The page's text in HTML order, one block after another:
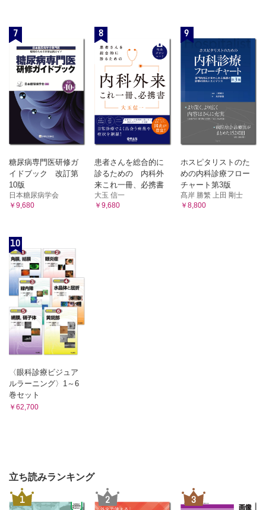
7
糖尿病専門医研修ガ
イドブック 改訂第
10版
日本糖尿病学会
￥9,680
8
患者さんを総合的に
診るための 内科外
来これ一冊、必携書
大玉 信一
￥9,680
9
ホスピタリストのた
めの内科診療フロー
チャート第3版
髙岸 勝繁 上田 剛士
￥8,800
10
〈眼科診療ビジュア
ルラーニング〉1～6
巻セット
￥62,700
立ち読みランキング
1 2 3